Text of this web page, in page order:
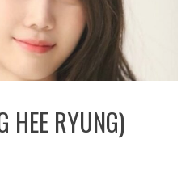
RYUNG)